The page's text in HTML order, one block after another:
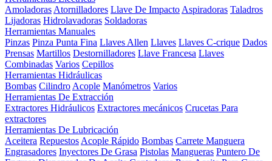
Amoladoras Atornilladores Llave De Impacto Aspiradoras Taladros
Lijadoras Hidrolavadoras Soldadoras
Herramientas Manuales
Pinzas Pinza Punta Fina Llaves Allen Llaves Llaves C-crique Dados
Prensas Martillos Destornilladores Llave Francesa Llaves
Combinadas Varios Cepillos
Herramientas Hidráulicas
Bombas Cilindro Acople Manómetros Varios
Herramientas De Extracción
Extractores Hidráulicos Extractores mecánicos Crucetas Para
extractores
Herramientas De Lubricación
Aceitera Repuestos Acople Rápido Bombas Carrete Manguera
Engrasadores Inyectores De Grasa Pistolas Mangueras Puntero De